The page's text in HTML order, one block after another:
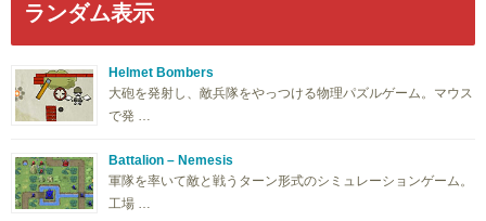
ランダム表示
Helmet Bombers
大砲を発射し、敵兵隊をやっつける物理パズルゲーム。マウス
で発 …
Battalion – Nemesis
軍隊を率いて敵と戦うターン形式のシミュレーションゲーム。
工場 …